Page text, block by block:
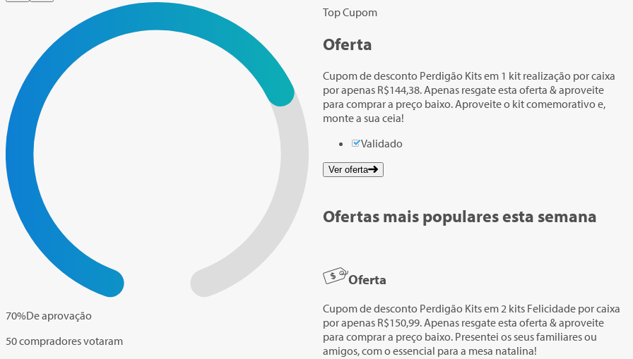
70%De aprovação
50 compradores votaram
Top Cupom
Oferta
Cupom de desconto Perdigão Kits em 1 kit realização por caixa
por apenas R$144,38. Apenas resgate esta oferta & aproveite
para comprar a preço baixo. Aproveite o kit comemorativo e,
monte a sua ceia!
Validado
Ver oferta
Ofertas mais populares esta semana
Oferta
Cupom de desconto Perdigão Kits em 2 kits Felicidade por caixa
por apenas R$150,99. Apenas resgate esta oferta & aproveite
para comprar a preço baixo. Presentei os seus familiares ou
amigos, com o essencial para a mesa natalina!